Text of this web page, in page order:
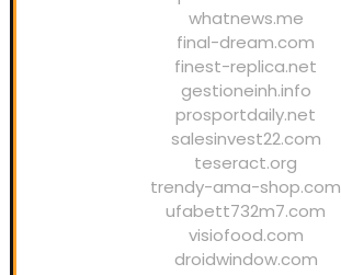
whatnews.me
final-dream.com
finest-replica.net
gestioneinh.info
prosportdaily.net
salesinvest22.com
teseract.org
trendy-ama-shop.com
ufabett732m7.com
visiofood.com
droidwindow.com